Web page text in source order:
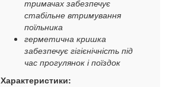
тримачах забезпечує
стабільне втримування
поїльника
герметична кришка
забезпечує гігієнічність під
час прогулянок і поїздок
Характеристики: